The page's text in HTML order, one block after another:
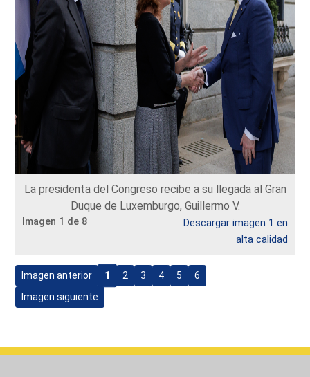
La presidenta del Congreso recibe a su llegada al Gran
Duque de Luxemburgo, Guillermo V.
Imagen 1 de 8
Descargar imagen 1 en
alta calidad
Imagen anterior 1 2 3 4 5
6
Imagen siguiente